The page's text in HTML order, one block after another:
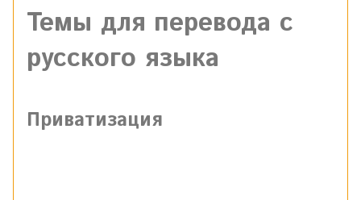
Темы для перевода с
русского языка
Приватизация